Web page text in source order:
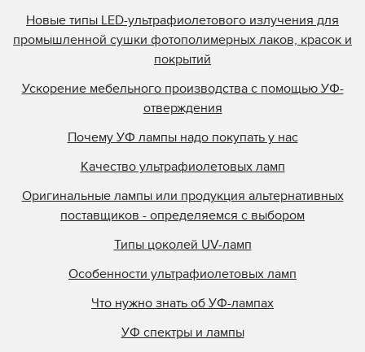
Новые типы LED-ультрафиолетового излучения для
промышленной сушки фотополимерных лаков, красок и
покрытий
Ускорение мебельного производства с помощью УФ-
отверждения
Почему УФ лампы надо покупать у нас
Качество ультрафиолетовых ламп
Оригинальные лампы или продукция альтернативных
поставщиков - определяемся с выбором
Типы цоколей UV-ламп
Особенности ультрафиолетовых ламп
Что нужно знать об УФ-лампах
УФ спектры и лампы